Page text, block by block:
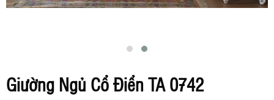
Giường Ngủ Cổ Điển TA 0742